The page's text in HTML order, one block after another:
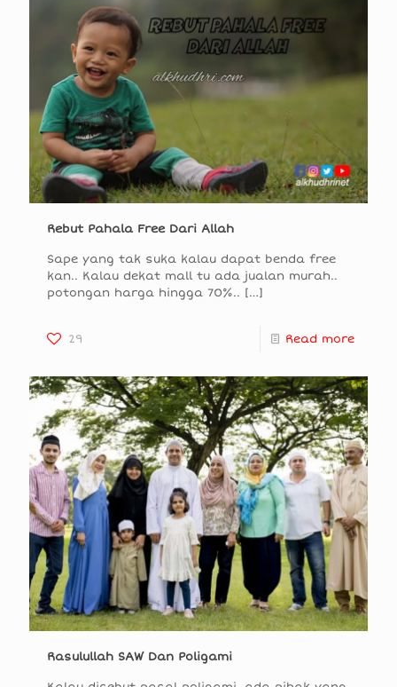
Rebut Pahala Free Dari Allah
Sape yang tak suka kalau dapat benda free
kan.. Kalau dekat mall tu ada jualan murah..
potongan harga hingga 70%.. […]
29 Read more
Rasulullah SAW Dan Poligami